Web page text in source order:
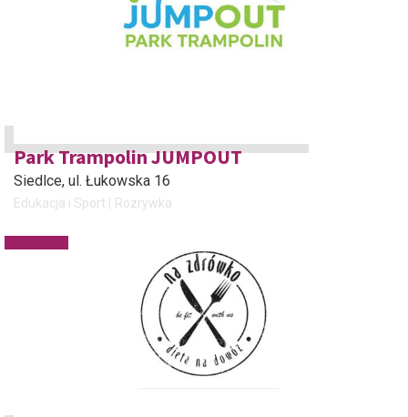
Park Trampolin JUMPOUT
Siedlce, ul. Łukowska 16
Edukacja i Sport Rozrywka